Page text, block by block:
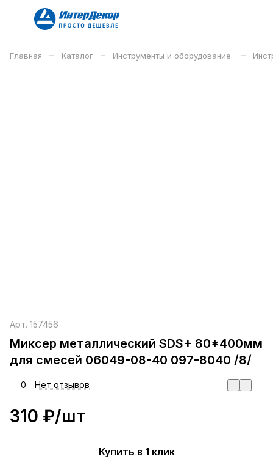
Главная – Каталог – Инструменты и оборудование –
Арт. 157456
Миксер металлический SDS+ 80*400мм
для смесей 06049-08-40 097-8040 /8/
0 Нет отзывов
310 ₽/шт
Купить в 1 клик